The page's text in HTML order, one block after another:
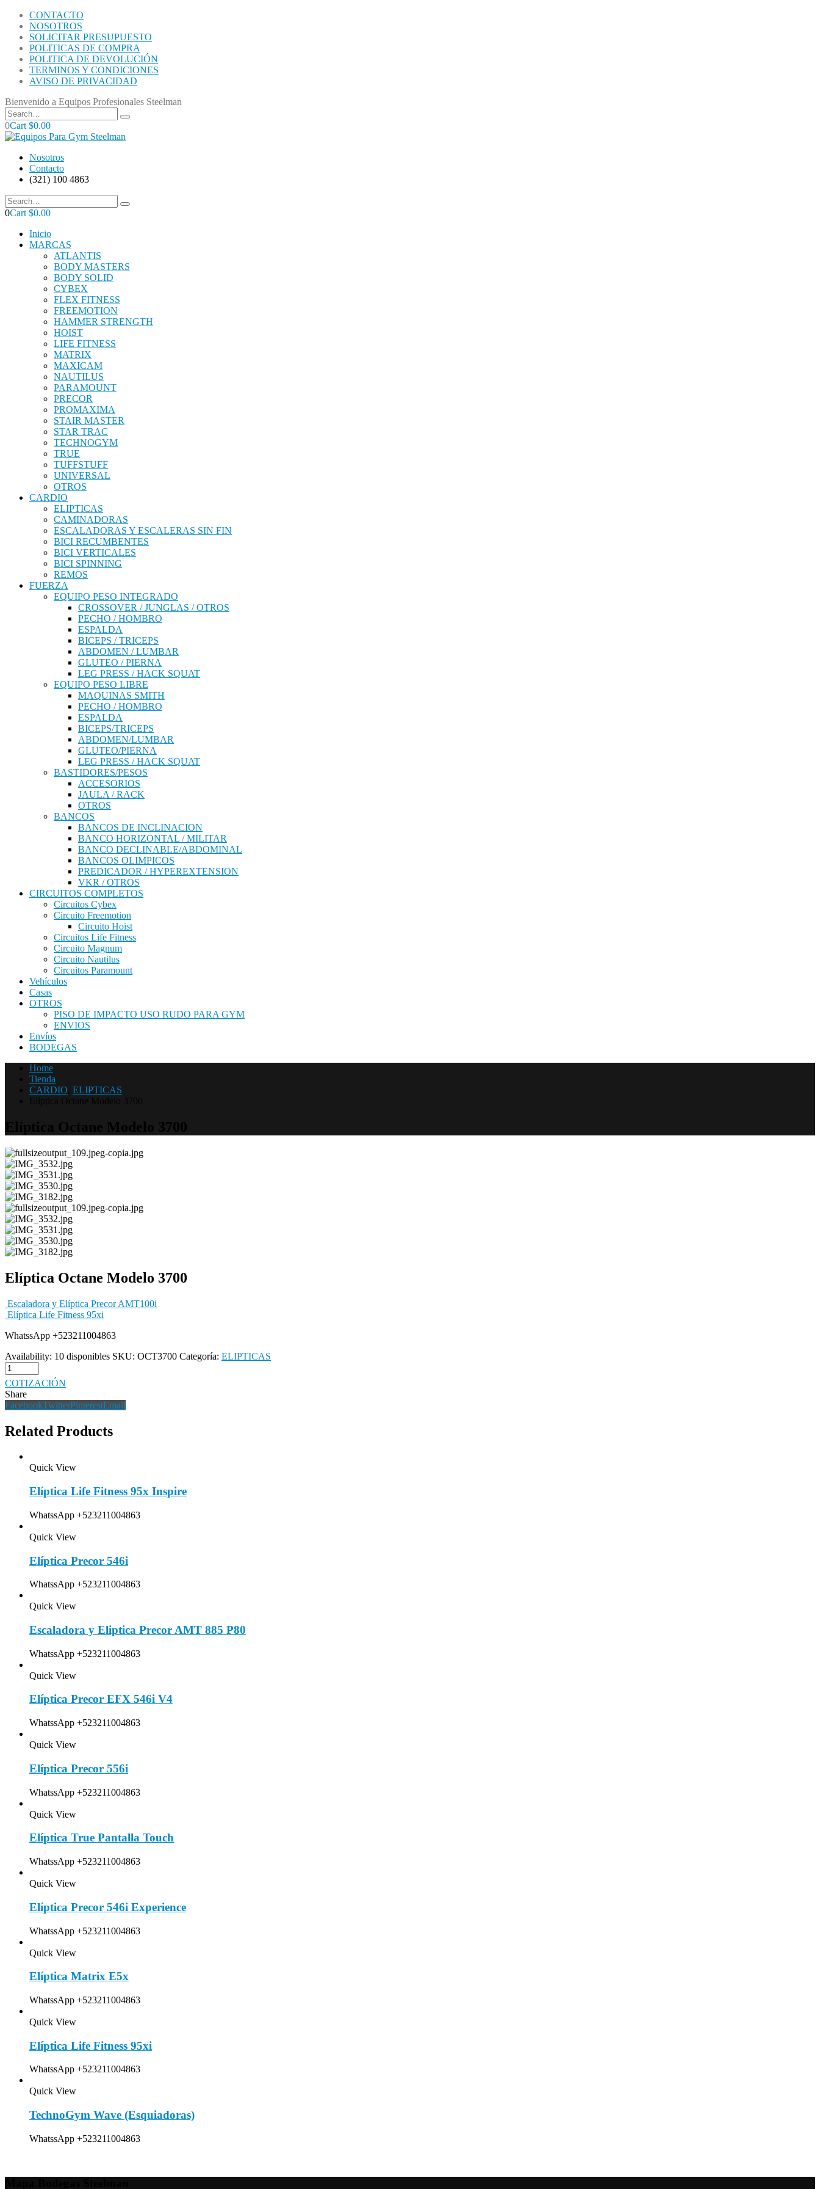
CONTACTO
NOSOTROS
SOLICITAR PRESUPUESTO
POLITICAS DE COMPRA
POLITICA DE DEVOLUCIÓN
TERMINOS Y CONDICIONES
AVISO DE PRIVACIDAD
Bienvenido a Equipos Profesionales Steelman
0Cart $0.00
Nosotros
Contacto
(321) 100 4863
0Cart $0.00
Inicio
MARCAS
ATLANTIS
BODY MASTERS
BODY SOLID
CYBEX
FLEX FITNESS
FREEMOTION
HAMMER STRENGTH
HOIST
LIFE FITNESS
MATRIX
MAXICAM
NAUTILUS
PARAMOUNT
PRECOR
PROMAXIMA
STAIR MASTER
STAR TRAC
TECHNOGYM
TRUE
TUFFSTUFF
UNIVERSAL
OTROS
CARDIO
ELIPTICAS
CAMINADORAS
ESCALADORAS Y ESCALERAS SIN FIN
BICI RECUMBENTES
BICI VERTICALES
BICI SPINNING
REMOS
FUERZA
EQUIPO PESO INTEGRADO
CROSSOVER / JUNGLAS / OTROS
PECHO / HOMBRO
ESPALDA
BICEPS / TRICEPS
ABDOMEN / LUMBAR
GLUTEO / PIERNA
LEG PRESS / HACK SQUAT
EQUIPO PESO LIBRE
MAQUINAS SMITH
PECHO / HOMBRO
ESPALDA
BICEPS/TRICEPS
ABDOMEN/LUMBAR
GLUTEO/PIERNA
LEG PRESS / HACK SQUAT
BASTIDORES/PESOS
ACCESORIOS
JAULA / RACK
OTROS
BANCOS
BANCOS DE INCLINACION
BANCO HORIZONTAL / MILITAR
BANCO DECLINABLE/ABDOMINAL
BANCOS OLIMPICOS
PREDICADOR / HYPEREXTENSION
VKR / OTROS
CIRCUITOS COMPLETOS
Circuitos Cybex
Circuito Freemotion
Circuito Hoist
Circuitos Life Fitness
Circuito Magnum
Circuito Nautilus
Circuitos Paramount
Vehículos
Casas
OTROS
PISO DE IMPACTO USO RUDO PARA GYM
ENVIOS
Envíos
BODEGAS
Home
Tienda
CARDIO ELIPTICAS
Elíptica Octane Modelo 3700
Escaladora y Elíptica Precor AMT100i
Elíptica Life Fitness 95xi
WhatssApp +523211004863
Availability: 10 disponibles SKU: OCT3700 Categoría: ELIPTICAS
COTIZACIÓN
Share
FacebookTwitterPinterestEmail
Related Products
Quick View
Elíptica Life Fitness 95x Inspire
WhatssApp +523211004863
Quick View
Elíptica Precor 546i
WhatssApp +523211004863
Quick View
Escaladora y Eliptica Precor AMT 885 P80
WhatssApp +523211004863
Quick View
Elíptica Precor EFX 546i V4
WhatssApp +523211004863
Quick View
Elíptica Precor 556i
WhatssApp +523211004863
Quick View
Elíptica True Pantalla Touch
WhatssApp +523211004863
Quick View
Elíptica Precor 546i Experience
WhatssApp +523211004863
Quick View
Elíptica Matrix E5x
WhatssApp +523211004863
Quick View
Elíptica Life Fitness 95xi
WhatssApp +523211004863
Quick View
TechnoGym Wave (Esquiadoras)
WhatssApp +523211004863